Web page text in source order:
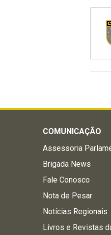
COMUNICAÇÃO
Assessoria
Brigada News
Fale Conosco
Nota de Pesar
Notícias Regionais
Livros e Revistas